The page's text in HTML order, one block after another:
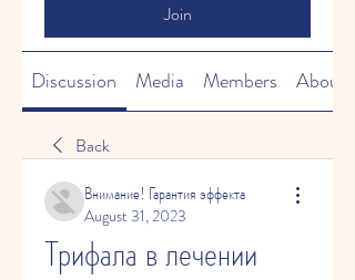
Join
Discussion Media Members About
Back
Внимание! Гарантия эффекта
August 31, 2023
Трифала в лечении